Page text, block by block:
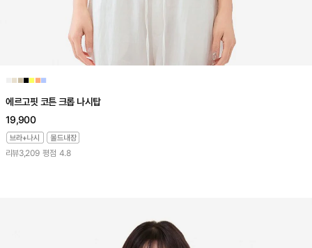
■■■■■■
에르고핏 코튼 크롭 나시탑
19,900
리뷰3,209 평점 4.8